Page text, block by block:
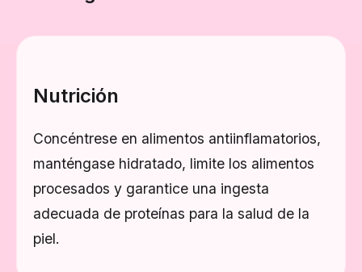
Nutrición
Concéntrese en alimentos antiinflamatorios,
manténgase hidratado, limite los alimentos
procesados y garantice una ingesta
adecuada de proteínas para la salud de la
piel.